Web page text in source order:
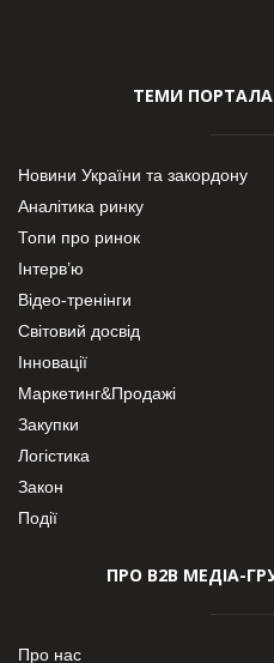
ТЕМИ ПОРТАЛА
Новини України та закордону
Аналітика ринку
Топи про ринок
Інтерв’ю
Відео-тренінги
Світовий досвід
Інновації
Маркетинг&Продажі
Закупки
Логістика
Закон
Події
ПРО В2В МЕДІА-
Про нас